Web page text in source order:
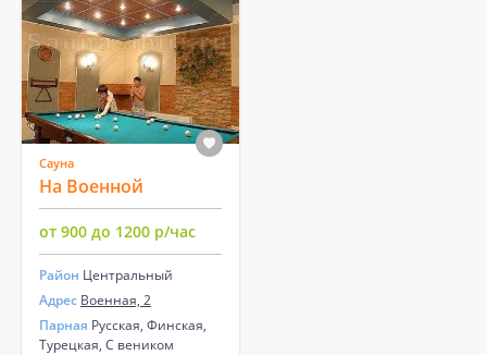
Сауна
На Военной
от 900 до 1200 р/час
Район Центральный
Адрес Военная, 2
Парная Русская, Финская,
Турецкая, С веником